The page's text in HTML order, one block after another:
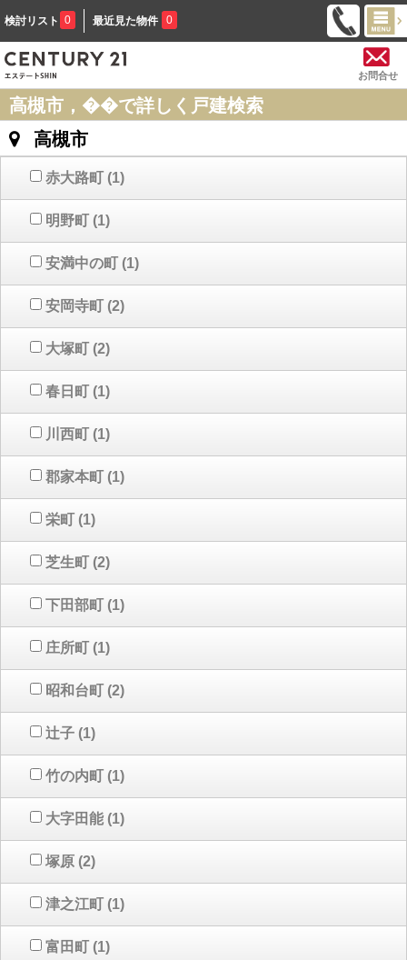
検討リスト 0 最近見た物件 0
お問合せ
高槻市，��で詳しく戸建検索
高槻市
赤大路町 (1)
明野町 (1)
安満中の町 (1)
安岡寺町 (2)
大塚町 (2)
春日町 (1)
川西町 (1)
郡家本町 (1)
栄町 (1)
芝生町 (2)
下田部町 (1)
庄所町 (1)
昭和台町 (2)
辻子 (1)
竹の内町 (1)
大字田能 (1)
塚原 (2)
津之江町 (1)
富田町 (1)